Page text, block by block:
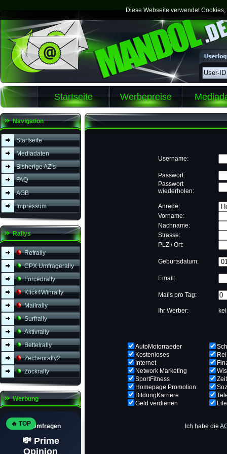
Diese Webseite verwendet
Startseite Werbepreise
Navigation
Startseite
Mediadaten
Bisherige AZ’s
FAQ
AGB
Impressum
Rallys
Refrally
CPX Umfragerally
Forcedrally
Klick4Winrally
Mailrally
Surfrally
Aktivrally
Bettelrally
Zechenrally2
Zockrally
Werbung
🔥 TOP
Top Umfragen
💸 Prime
Opinion
Username:
Passwort:
Passwort
wiederholen:
Anrede:
Vorname:
Nachname:
Strasse:
PLZ / Ort:
Geburtsdatum:
Email:
Mails pro Tag:
Ihr Werber:
AutoMotorraeder
Kostenloses
Internet
Network Marketing
SportFitness
Homepage Promotion
BildungKarriere
Geld verdienen
Ich habe die